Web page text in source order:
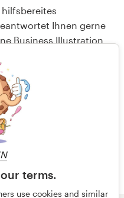
terms.
use cookies and similar
Ihnen gerne
Business Illustration
uns an, um mit einem
zu sprechen. Wir
Beratung